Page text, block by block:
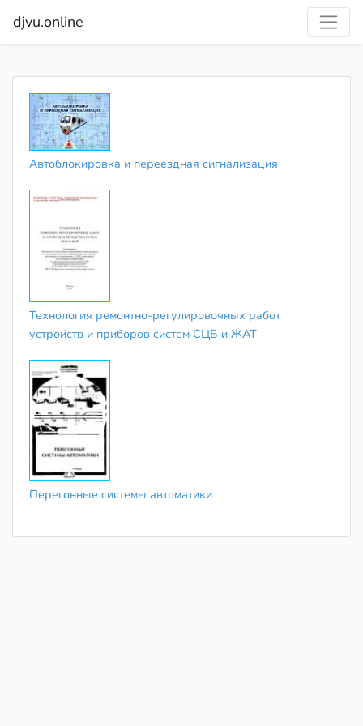
djvu.online
Автоблокировка и переездная сигнализация
Технология ремонтно-регулировочных работ
устройств и приборов систем СЦБ и ЖАТ
Перегонные системы автоматики